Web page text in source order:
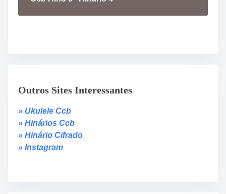
Outros Sites Interessantes
» Ukulele Ccb
» Hinários Ccb
» Hinário Cifrado
» Instagram